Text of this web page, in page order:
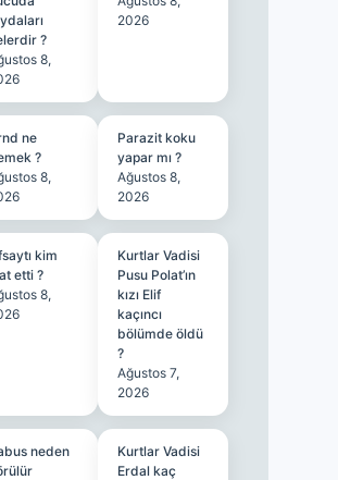
?
8,
2026
ne
?
8,
Parazit koku
yapar mı ?
Ağustos 8,
2026
kim
etti ?
8,
Kurtlar Vadisi
Pusu Polat’ın
kızı Elif
kaçıncı
bölümde öldü
?
Ağustos 7,
2026
neden
Kurtlar Vadisi
Erdal kaç